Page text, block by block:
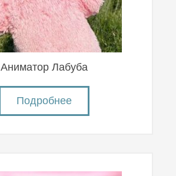
Аниматор Лабуба
Подробнее